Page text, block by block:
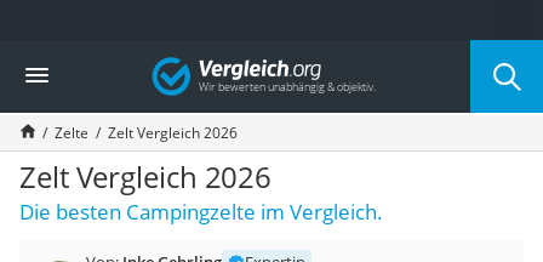
Die beliebtesten Vergleiche nach Kategorie
Freizeit & Sport
Gartentrampolin
Trampolin
Metalldetektor
Eufab-Fahrradträger
Trampolin 366 cm
Vergleich
Zelte Zelt Vergleich 2026
Zelt Vergleich 2026
Die besten Campingzelte im Vergleich.